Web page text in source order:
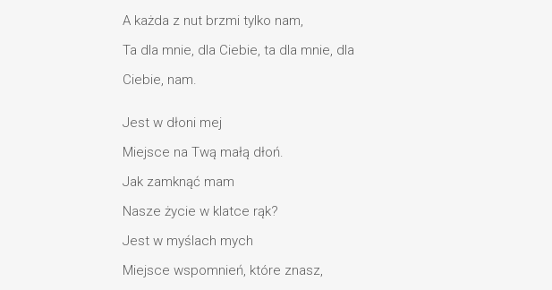
A każda z nut brzmi tylko nam,
Ta dla mnie, dla Ciebie, ta dla mnie, dla
Ciebie, nam.
Jest w dłoni mej
Miejsce na Twą małą dłoń.
Jak zamknąć mam
Nasze życie w klatce rąk?
Jest w myślach mych
Miejsce wspomnień, które znasz,